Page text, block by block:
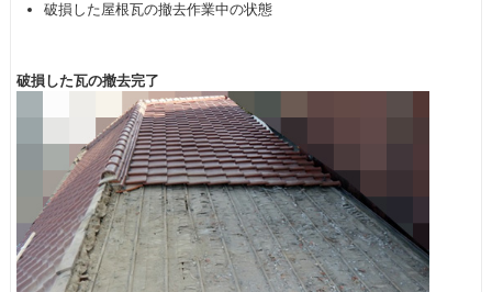
破損した屋根瓦の撤去作業中の状態
破損した瓦の撤去完了